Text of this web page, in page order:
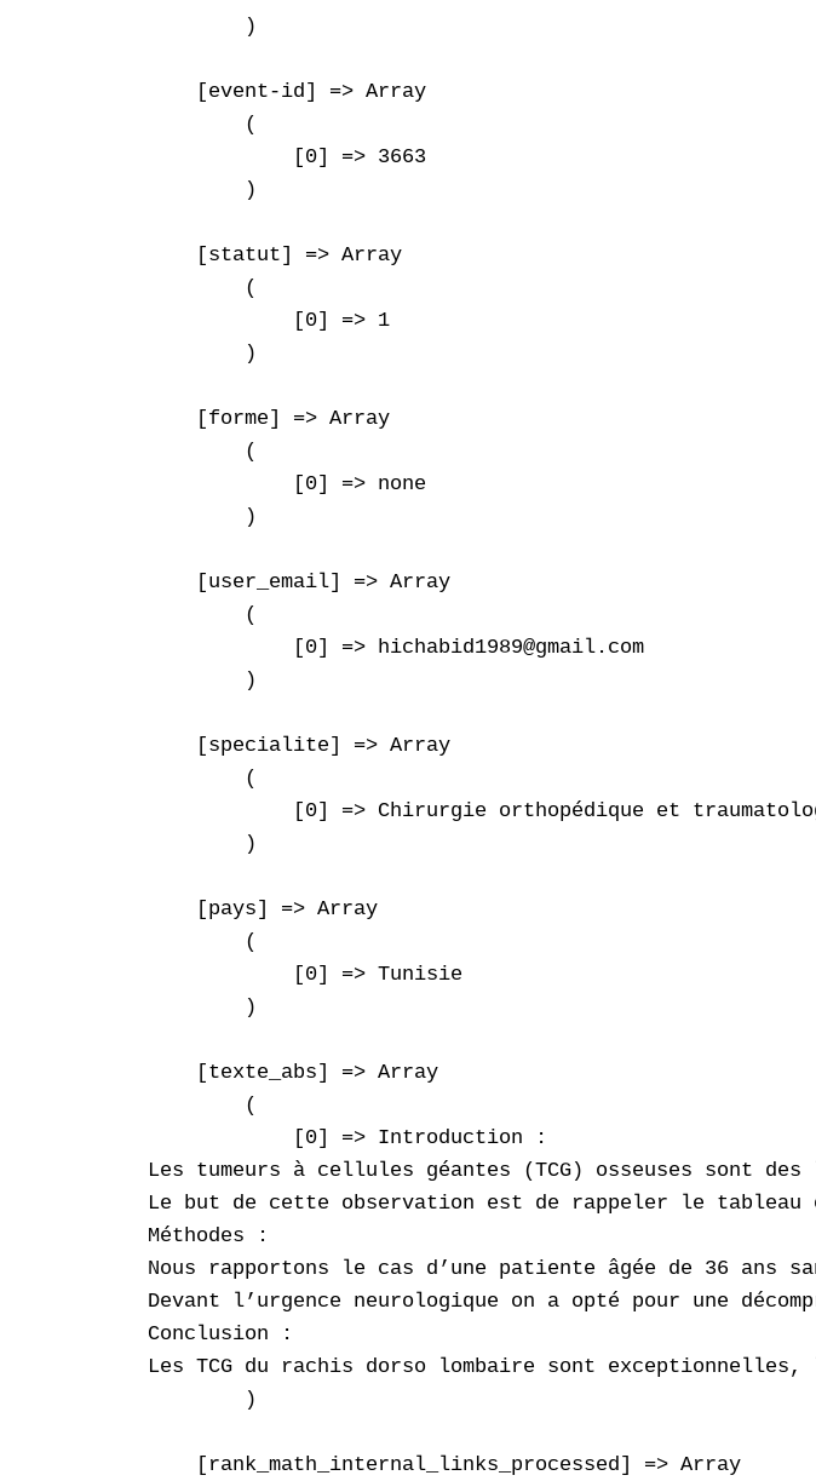
        )
    [event-id] => Array
        (
            [0] => 3663
        )
    [statut] => Array
        (
            [0] => 1
        )
    [forme] => Array
        (
            [0] => none
        )
    [user_email] => Array
        (
            [0] => hichabid1989@gmail.com
        )
    [specialite] => Array
        (
[0] => Chirurgie orthopédique et
        )
    [pays] => Array
        (
            [0] => Tunisie
        )
    [texte_abs] => Array
        (
            [0] => Introduction :
Les tumeurs à cellules géantes (TCG) osseuses sont
Le but de cette observation est de rappeler le
Méthodes :
Nous rapportons le cas d’une patiente âgée de 36
Devant l’urgence neurologique on a opté pour une
Conclusion :
Les TCG du rachis dorso lombaire sont
        )
    [rank_math_internal_links_processed] => Array